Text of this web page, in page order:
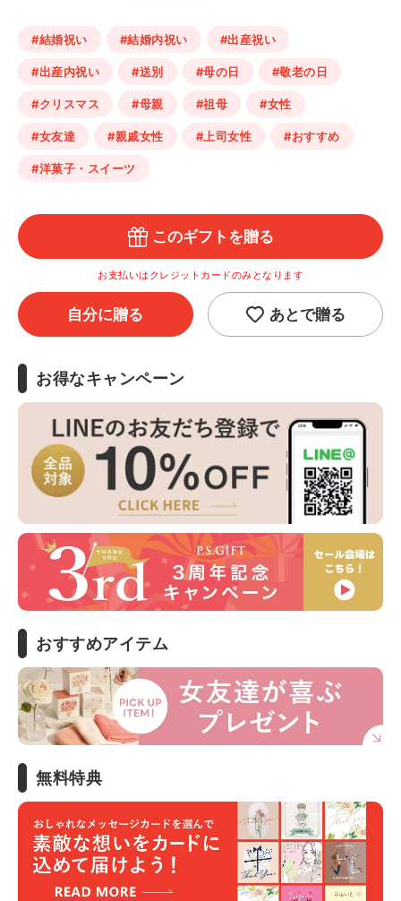
#結婚祝い #結婚内祝い #出産祝い
#出産内祝い #送別 #母の日 #敬老の日
#クリスマス #母親 #祖母 #女性
#女友達 #親戚女性 #上司女性 #おすすめ
#洋菓子・スイーツ
このギフトを贈る
お支払いはクレジットカードのみとなります
自分に贈る あとで贈る
お得なキャンペーン
おすすめアイテム
無料特典